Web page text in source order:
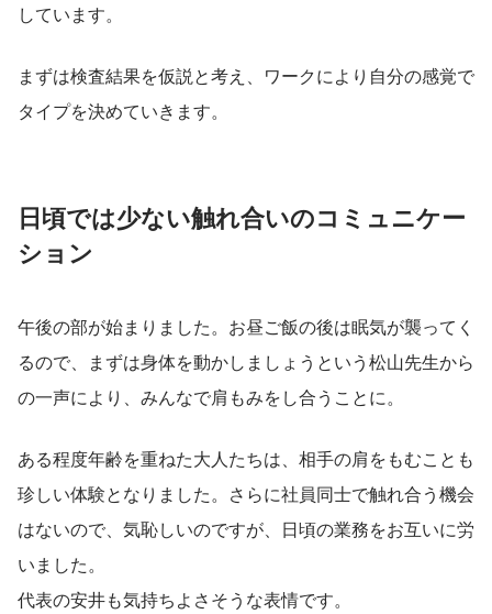
しています。
まずは検査結果を仮説と考え、ワークにより自分の感覚で
タイプを決めていきます。
日頃では少ない触れ合いのコミュニケー
ション
午後の部が始まりました。お昼ご飯の後は眠気が襲ってく
るので、まずは身体を動かしましょうという松山先生から
の一声により、みんなで肩もみをし合うことに。
ある程度年齢を重ねた大人たちは、相手の肩をもむことも
珍しい体験となりました。さらに社員同士で触れ合う機会
はないので、気恥しいのですが、日頃の業務をお互いに労
いました。
代表の安井も気持ちよさそうな表情です。